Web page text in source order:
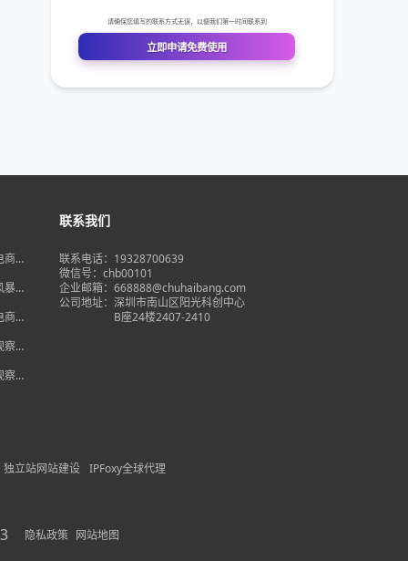
大
】
字
新
突
】
主流
】
联系我们
联系电话：19328700639
微信号：chb00101
企业邮箱：668888@chuhaibang.com
公司地址： 深圳市南山区阳光科创中心
B座24楼2407-2410
独立站网站建设 IPFoxy全球代理
隐私政策 网站地图